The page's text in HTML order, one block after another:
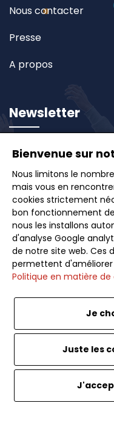
Nous contacter
Presse
A propos
Newsletter
Inscrivez-vous à
avant-première nos
voyages et conseils
Website by
Bienvenue sur
Nous limitons le
mais vous en
cookies strictement
bon fonctionnement
nous les installons
d'analyse Google
de notre site web. Ces
permettent d'améliorer
Politique en matière
Je
Juste les